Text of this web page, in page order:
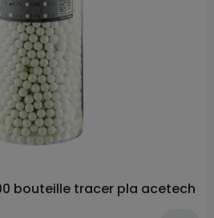
bouteille tracer pla acetech